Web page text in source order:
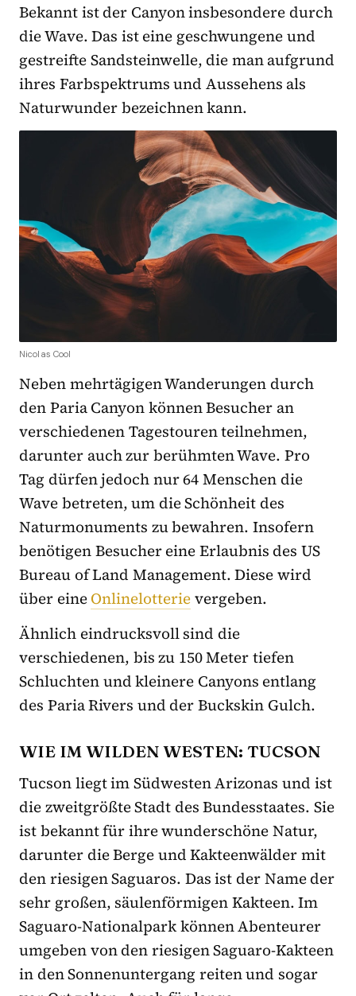
Bekannt ist der Canyon insbesondere durch
die Wave. Das ist eine geschwungene und
gestreifte Sandsteinwelle, die man aufgrund
ihres Farbspektrums und Aussehens als
Naturwunder bezeichnen kann.
Nicolas Cool
Neben mehrtägigen Wanderungen durch
den Paria Canyon können Besucher an
verschiedenen Tagestouren teilnehmen,
darunter auch zur berühmten Wave. Pro
Tag dürfen jedoch nur 64 Menschen die
Wave betreten, um die Schönheit des
Naturmonuments zu bewahren. Insofern
benötigen Besucher eine Erlaubnis des US
Bureau of Land Management. Diese wird
über eineOnlinelotterievergeben.
Ähnlich eindrucksvoll sind die
verschiedenen, bis zu 150 Meter tiefen
Schluchten und kleinere Canyons entlang
des Paria Rivers und der Buckskin Gulch.
WIE IM WILDEN WESTEN: TUCSON
Tucson liegt im Südwesten Arizonas und ist
die zweitgrößte Stadt des Bundesstaates. Sie
ist bekannt für ihre wunderschöne Natur,
darunter die Berge und Kakteenwälder mit
den riesigen Saguaros. Das ist der Name der
sehr großen, säulenförmigen Kakteen. Im
Saguaro-Nationalpark können Abenteurer
umgeben von den riesigen Saguaro-Kakteen
in den Sonnenuntergang reiten und sogar